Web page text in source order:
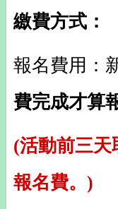
繳費方式：
報名費用：
費完成才算
(活動前三天
報名費。)